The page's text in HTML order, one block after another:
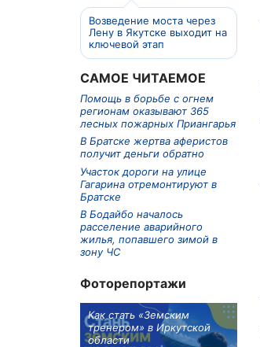
Возведение моста через
Лену в Якутске выходит на
ключевой этап
САМОЕ ЧИТАЕМОЕ
Помощь в борьбе с огнем
регионам оказывают 365
лесных пожарных Приангарья
В Братске жертва аферистов
получит деньги обратно
Участок дороги на улице
Гагарина отремонтируют в
Братске
В Бодайбо началось
расселение аварийного
жилья, попавшего зимой в
зону ЧС
Фоторепортажи
Как стать «Земским
тренером» в Иркутской
области